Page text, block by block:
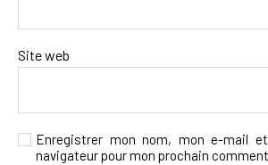
Site web
Enregistrer mon nom, mon e-mail
navigateur pour mon prochain